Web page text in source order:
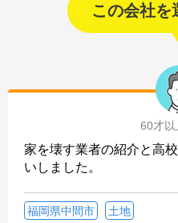
この会社を
60才以
家を壊す業者の紹介と高
いしました。
福岡県中間市
土地